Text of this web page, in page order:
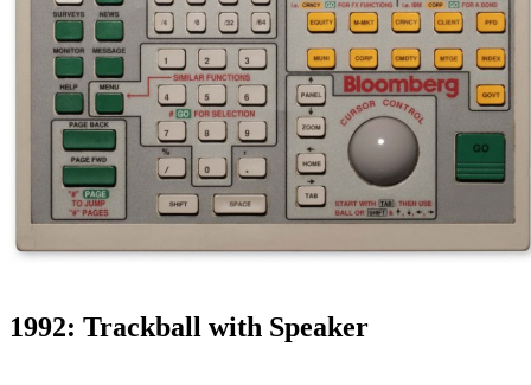
1992: Trackball with Speaker